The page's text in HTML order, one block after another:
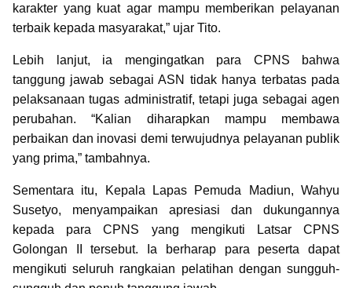
karakter yang kuat agar mampu memberikan pelayanan
terbaik kepada masyarakat,” ujar Tito.
Lebih lanjut, ia mengingatkan para CPNS bahwa
tanggung jawab sebagai ASN tidak hanya terbatas pada
pelaksanaan tugas administratif, tetapi juga sebagai agen
perubahan. “Kalian diharapkan mampu membawa
perbaikan dan inovasi demi terwujudnya pelayanan publik
yang prima,” tambahnya.
Sementara itu, Kepala Lapas Pemuda Madiun, Wahyu
Susetyo, menyampaikan apresiasi dan dukungannya
kepada para CPNS yang mengikuti Latsar CPNS
Golongan II tersebut. Ia berharap para peserta dapat
mengikuti seluruh rangkaian pelatihan dengan sungguh-